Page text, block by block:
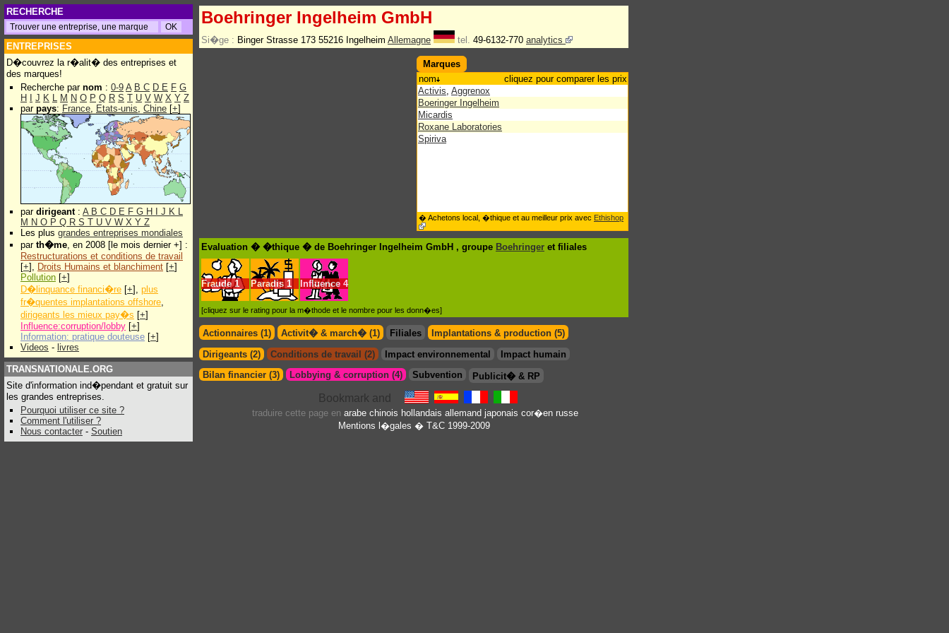
RECHERCHE
ENTREPRISES
D�couvrez la r�alit� des entreprises et
des marques!
Recherche par nom : 0-9 A B C D E F G
H
J K L M N O P Q R S T U V W X Y Z
par pays: France, Etats-unis, Chine [+]
par dirigeant: A B C D E F G H J K L
M N O P Q R S T U V W X Y Z
Les plus grandes entreprises mondiales
par th�me, en 2008 [le mois dernier +] :
Restructurations et conditions de travail
[+], Droits Humains et blanchiment [+]
Pollution [+]
D�linquance financi�re [+], plus
fr�quentes implantations offshore,
dirigeants les mieux pay�s [+]
Influence:corruption/lobby [+]
Information: pratique douteuse [+]
Videos - livres
TRANSNATIONALE.ORG
Site d'information ind�pendant et gratuit sur
les grandes entreprises.
Pourquoi utiliser ce site ?
Comment l'utiliser ?
Nous contacter - Soutien
Boehringer Ingelheim GmbH
Si�ge : Binger Strasse 173 55216 Ingelheim Allemagne tel. 49-6132-770 analytics
Marques
nom
cliquez pour comparer les prix
Activis, Aggrenox
Boeringer Ingelheim
Micardis
Roxane Laboratories
Spiriva
� Achetons local, �thique et au meilleur prix avec Ethishop
Evaluation � �thique � de Boehringer Ingelheim GmbH , groupe Boehringer et filiales
Fraude 1 Paradis 1 Influence 4
[cliquez sur le rating pour la m�thode et le nombre pour les donn�es]
Actionnaires (1) Activit� & march� (1) Filiales
Implantations & production (5)
Dirigeants (2)
Conditions de travail (2) Impact environnemental
Impact humain
Bilan financier (3)
Lobbying & corruption (4) Subvention Publicit� & RP
traduire cette page en arabe chinois hollandais allemand japonais cor�en russe
Mentions l�gales � T&C 1999-2009